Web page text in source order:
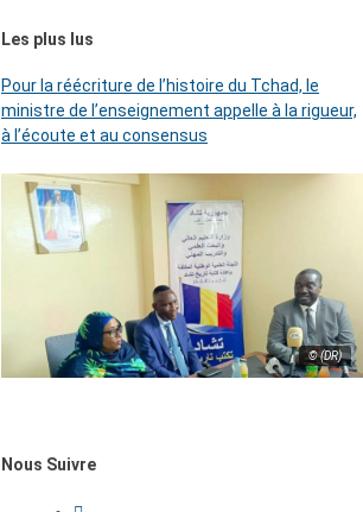
Les plus lus
Pour la réécriture de l’histoire du Tchad, le
ministre de l’enseignement appelle à la rigueur,
à l’écoute et au consensus
© (DR)
Nous Suivre